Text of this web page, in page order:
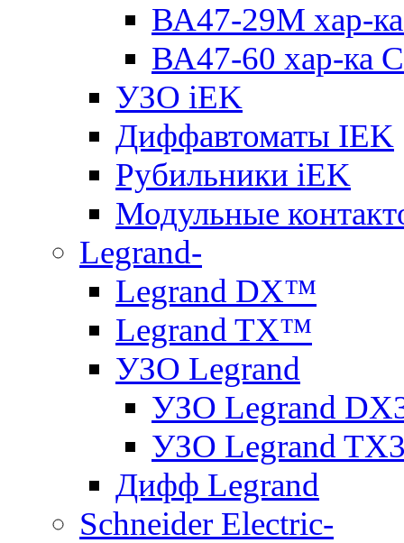
ВА47-29M хар-
ВА47-60 хар-ка C
УЗО iEK
Диффавтоматы IEK
Рубильники iEK
Модульные
Legrand-
Legrand DX™
Legrand TX™
УЗО Legrand
УЗО Legrand
УЗО Legrand
Дифф Legrand
Schneider Electric-